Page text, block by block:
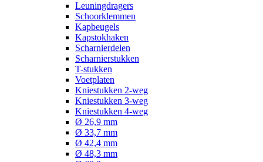
Leuningdragers
Schoorklemmen
Kapbeugels
Kapstokhaken
Scharnierdelen
Scharnierstukken
T-stukken
Voetplaten
Kniestukken 2-weg
Kniestukken 3-weg
Kniestukken 4-weg
Ø 26,9 mm
Ø 33,7 mm
Ø 42,4 mm
Ø 48,3 mm